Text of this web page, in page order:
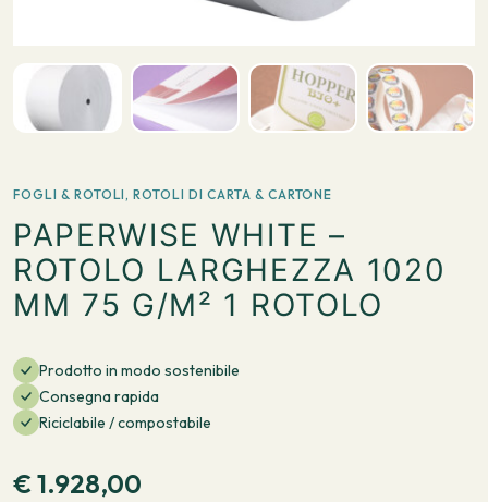
FOGLI & ROTOLI,ROTOLI DI CARTA & CARTONE
PAPERWISE WHITE –
ROTOLO LARGHEZZA 1020
MM 75 G/M² 1 ROTOLO
Prodotto in modo sostenibile
Consegna rapida
Riciclabile / compostabile
€1.928,00